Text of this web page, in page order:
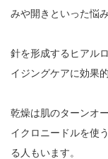
みや開きといった悩
針を形成するヒアル
イジングケアに効果
乾燥は肌のターンオ
イクロニードルを使
る人もいます。